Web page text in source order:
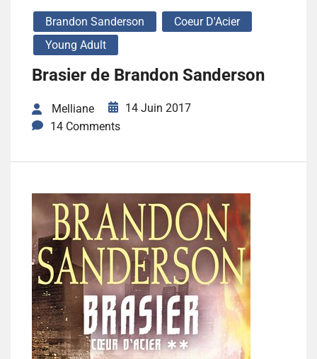
Brandon Sanderson
Coeur D'Acier
Young Adult
Brasier de Brandon Sanderson
Melliane
14 Juin 2017
14 Comments